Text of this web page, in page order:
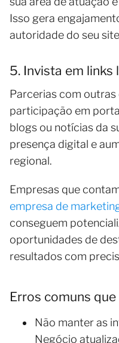
Isso gera
autoridade do seu
5. Invista em links
Parcerias com outras
participação em
blogs ou notícias da
presença digital e
regional.
Empresas que
empresa de
conseguem
oportunidades de
resultados com
Erros comuns
Não manter as
Negócio